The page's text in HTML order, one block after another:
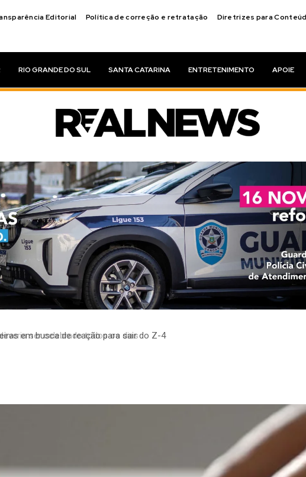
Editorial Política de correção e retratação Diretrizes para
RIO GRANDE DO SUL SANTA CATARINA ENTRETENIMENTO APOIE
em busca de reação para sair do Z-4